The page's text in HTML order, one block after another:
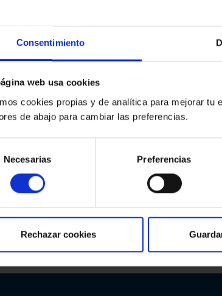
Consentimiento
web usa cookies
cookies propias y de analítica para mejorar tu
de abajo para cambiar las preferencias.
Necesarias Preferencias
Rechazar cookies
- 9:15h
11:00h